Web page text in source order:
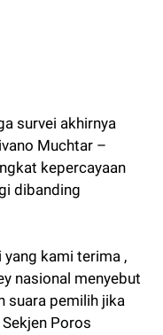
survei akhirnya
Muchtar –
kepercayaan
dibanding
kami terima ,
nasional menyebut
suara pemilih jika
Poros